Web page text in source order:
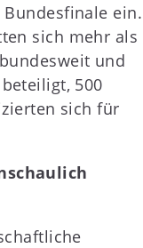
ein.
sich mehr als
und
500
sich für